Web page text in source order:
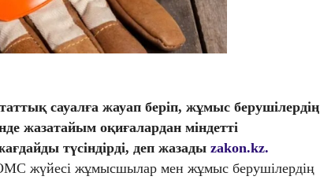
сауалға жауап беріп, жұмыс берушілердің
жазатайым оқиғалардан міндетті
түсіндірді, деп жазады zakon.kz.
жүйесі жұмысшылар мен жұмыс берушілердің